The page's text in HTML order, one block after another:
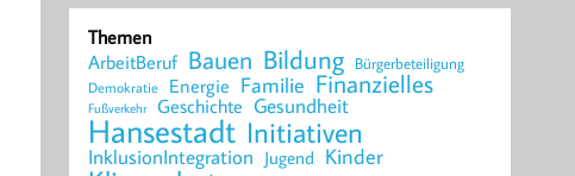
Themen
ArbeitBeruf Bauen Bildung Bürgerbeteiligung
Demokratie Energie Familie Finanzielles
Fußverkehr Geschichte Gesundheit
Hansestadt Initiativen
InklusionIntegration Jugend Kinder